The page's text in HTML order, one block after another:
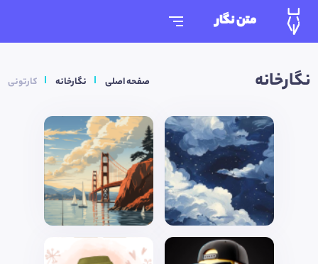
متن نگار
نگارخانه صفحه اصلی نگارخانه کارتونی